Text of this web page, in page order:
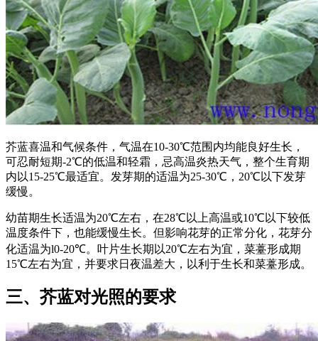
芥蓝喜温和气候条件，气温在10-30℃范围内均能良好生长，
可忍耐短期-2℃的低温和轻霜，忌高温炎热天气，整个生育期
内以15-25℃最适宜。发芽期的适温为25-30℃，20℃以下发芽
缓慢。
幼苗期生长适温为20℃左右，在28℃以上高温或10℃以下较低
温度条件下，也能缓慢生长。但影响花芽的正常分化，花芽分
化适温为l0-20℃。叶片生长期以20℃左右为宜，菜薹形成期
15℃左右为宜，并要求日夜温差大，以利于生长和菜薹形成。
三、芥蓝对光照的要求